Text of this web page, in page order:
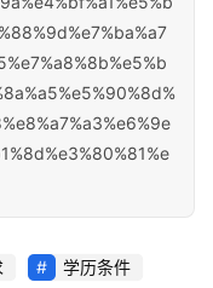
学历条件